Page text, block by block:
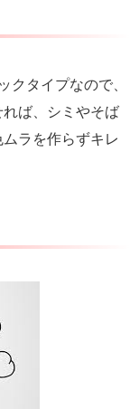
クタイプなので、
ば、シミやそば
ラを作らずキレ